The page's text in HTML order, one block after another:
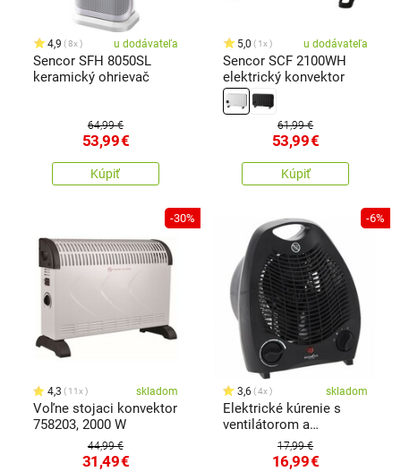
4,9 8x u dodávateľa
Sencor SFH 8050SL
keramický ohrievač
64,99 €
53,99€
Kúpiť
5,0 1x u dodávateľa
Sencor SCF 2100WH
elektrický konvektor
61,99 €
53,99€
Kúpiť
-30%
4,3 11x skladom
Voľne stojaci konvektor
758203, 2000 W
44,99 €
31,49€
-6%
3,6 4x skladom
Elektrické kúrenie s
ventilátorom a
bezpečnostným
spínačom, čierna
17,99 €
16,99€